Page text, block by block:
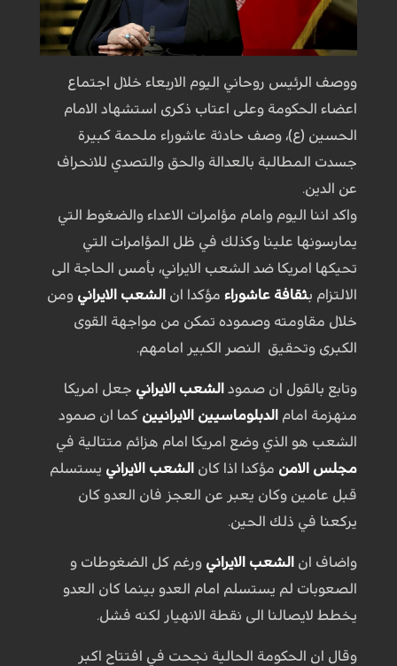
ووصف الرئیس روحاني الیوم الاربعاء خلال اجتماع
اعضاء الحکومة وعلى اعتاب ذكرى استشهاد الامام
الحسين (ع)، وصف حادثة عاشوراء ملحمة كبيرة
جسدت المطالبة بالعدالة والحق والتصدي للانحراف
عن الدين.
واکد اننا الیوم وامام مؤامرات الاعداء والضغوط التي
يمارسونها علينا وكذلك في ظل المؤامرات التي
تحيكها امريكا ضد الشعب الايراني، بأمس الحاجة الى
الالتزام بثقافة عاشوراءمؤكدا ان الشعب الايراني ومن
خلال مقاومته وصموده تمكن من مواجهة القوى
الكبرى وتحقيق النصر الكبير امامهم.
وتابع بالقول ان صمود الشعب الايراني جعل امريكا
منهزمة امام الدبلوماسيين الايرانيين كما ان صمود
الشعب هو الذي وضع امريكا امام هزائم متتالية في
مجلس الامن مؤكدا اذا كان الشعب الايراني يستسلم
قبل عامين وكان يعبر عن العجز فان العدو كان
يركعنا في ذلك الحين.
واضاف ان الشعب الايراني ورغم كل الضغوطات و
الصعوبات لم يستسلم امام العدو بينما كان العدو
يخطط لايصالنا الى نقطة الانهيار لكنه فشل.
وقال ان الحكومة الحالية نجحت في افتتاح اكبر